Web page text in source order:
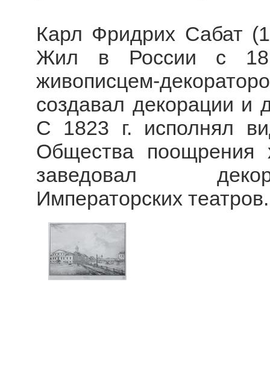
Карл Фридрих Сабат
Жил в России с
живописцем-
создавал декорации и
С 1823 г. исполнял
Общества поощрения
заведовал
Императорских театров.